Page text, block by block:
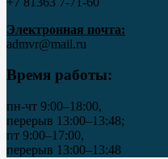
Электронная почта:
admvr@mail.ru
Время работы:
пн-чт 9:00–18:00,
перерыв 13:00–13:48;
пт 9:00–17:00,
перерыв 13:00–13:48